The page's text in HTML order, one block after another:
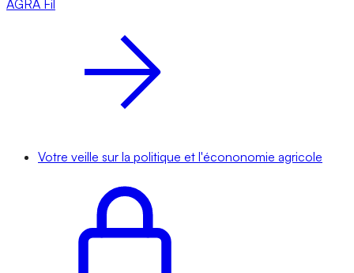
AGRA Fil
Votre veille sur la politique et l'écononomie agricole